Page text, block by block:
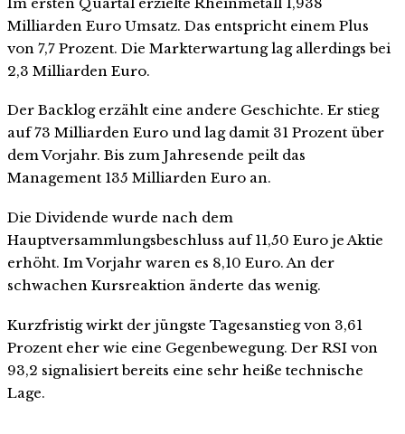
Milliarden Euro Umsatz. Das entspricht einem Plus
von 7,7 Prozent. Die Markterwartung lag allerdings bei
2,3 Milliarden Euro.
Der Backlog erzählt eine andere Geschichte. Er stieg
auf 73 Milliarden Euro und lag damit 31 Prozent über
dem Vorjahr. Bis zum Jahresende peilt das
Management 135 Milliarden Euro an.
Die Dividende wurde nach dem
Hauptversammlungsbeschluss auf 11,50 Euro je Aktie
erhöht. Im Vorjahr waren es 8,10 Euro. An der
schwachen Kursreaktion änderte das wenig.
Kurzfristig wirkt der jüngste Tagesanstieg von 3,61
Prozent eher wie eine Gegenbewegung. Der RSI von
93,2 signalisiert bereits eine sehr heiße technische
Lage.